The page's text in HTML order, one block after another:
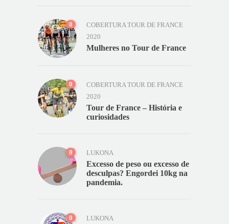
0
COBERTURA TOUR DE FRANCE
2020
Mulheres no Tour de France
0
COBERTURA TOUR DE FRANCE
2020
Tour de France – História e
curiosidades
0 LUKONA
Excesso de peso ou excesso de
desculpas? Engordei 10kg na
pandemia.
0 LUKONA